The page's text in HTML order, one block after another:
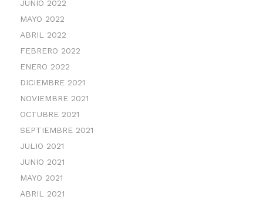
JUNIO 2022
MAYO 2022
ABRIL 2022
FEBRERO 2022
ENERO 2022
DICIEMBRE 2021
NOVIEMBRE 2021
OCTUBRE 2021
SEPTIEMBRE 2021
JULIO 2021
JUNIO 2021
MAYO 2021
ABRIL 2021